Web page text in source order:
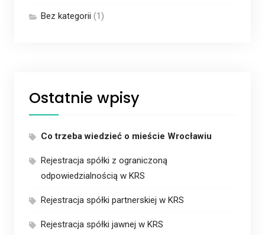
Bez kategorii (1)
Ostatnie wpisy
Co trzeba wiedzieć o mieście Wrocławiu
Rejestracja spółki z ograniczoną
odpowiedzialnością w KRS
Rejestracja spółki partnerskiej w KRS
Rejestracja spółki jawnej w KRS